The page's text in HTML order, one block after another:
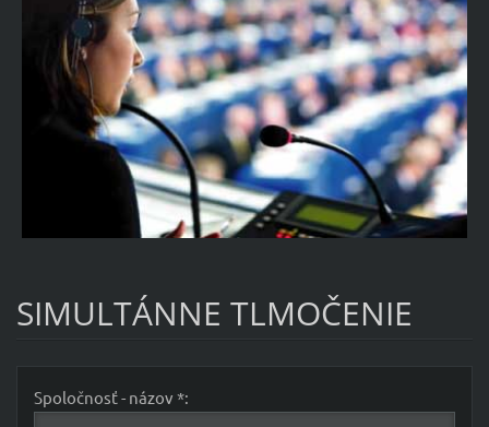
SIMULTÁNNE TLMOČENIE
Spoločnosť - názov *: